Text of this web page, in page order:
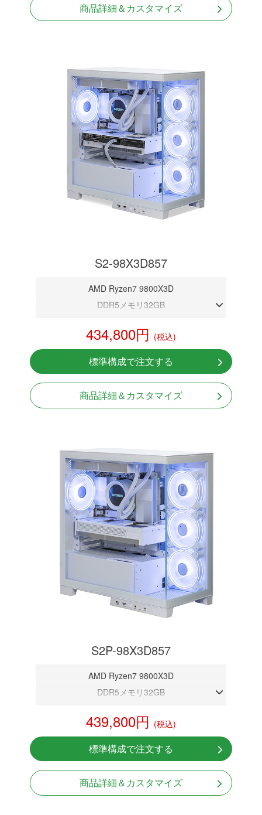
商品詳細＆カスタマイズ
S2-98X3D857
AMD Ryzen7 9800X3D
DDR5メモリ32GB
NVMeSSD 1TB
無線LAN Bluetooth対応
Windows11 Home 64bit
434,800円 (税込)
標準構成で注文する
商品詳細＆カスタマイズ
S2P-98X3D857
AMD Ryzen7 9800X3D
DDR5メモリ32GB
NVMeSSD 1TB
無線LAN Bluetooth対応
Windows11 Home 64bit
439,800円 (税込)
標準構成で注文する
商品詳細＆カスタマイズ